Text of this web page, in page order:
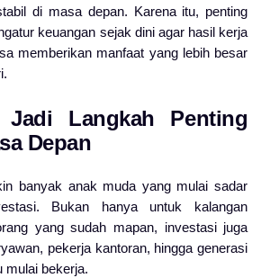
di masa depan. Karena itu, penting
keuangan sejak dini agar hasil kerja
memberikan manfaat yang lebih besar
Jadi Langkah Penting
Depan
banyak anak muda yang mulai sadar
Bukan hanya untuk kalangan
yang sudah mapan, investasi juga
pekerja kantoran, hingga generasi
mulai bekerja.